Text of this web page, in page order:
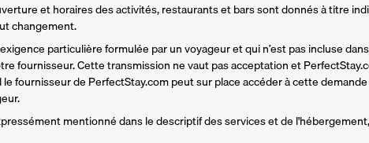
et horaires des activités, restaurants et bars sont donnés à titre
changement.
particulière formulée par un voyageur et qui n’est pas incluse
fournisseur. Cette transmission ne vaut pas acceptation et
le fournisseur de PerfectStay.com peut sur place accéder à cette
mentionné dans le descriptif des services et de